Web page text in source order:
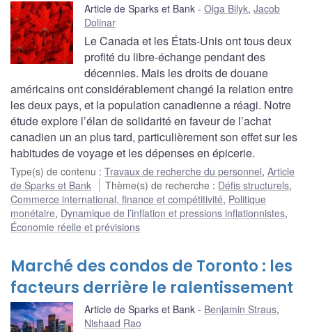
Article de Sparks et Bank Olga Bilyk, Jacob
Dolinar
Le Canada et les États-Unis ont tous deux
profité du libre-échange pendant des
décennies. Mais les droits de douane
américains ont considérablement changé la relation entre
les deux pays, et la population canadienne a réagi. Notre
étude explore l’élan de solidarité en faveur de l’achat
canadien un an plus tard, particulièrement son effet sur les
habitudes de voyage et les dépenses en épicerie.
Type(s) de contenu : Travaux de recherche du personnel, Article
de Sparks et Bank
Thème(s) de recherche : Défis structurels,
Commerce international, finance et compétitivité, Politique
monétaire, Dynamique de l’inflation et pressions inflationnistes,
Économie réelle et prévisions
Marché des condos de Toronto : les
facteurs derrière le ralentissement
Article de Sparks et Bank Benjamin Straus,
Nishaad Rao